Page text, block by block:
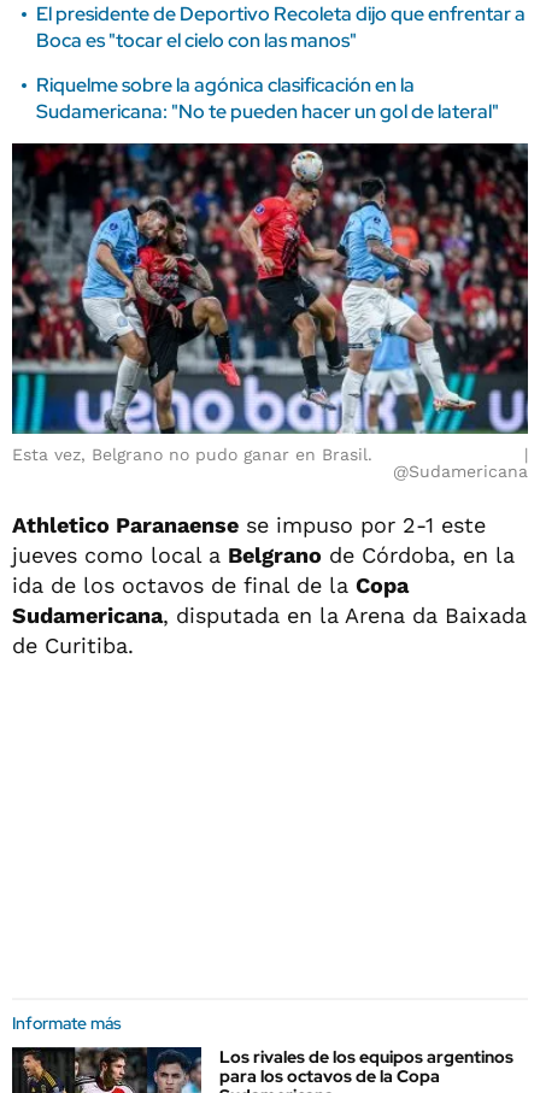
El presidente de Deportivo Recoleta dijo que enfrentar a
Boca es "tocar el cielo con las manos"
Riquelme sobre la agónica clasificación en la
Sudamericana: "No te pueden hacer un gol de lateral"
Esta vez, Belgrano no pudo ganar en Brasil.
@Sudamericana
Athletico Paranaense se impuso por 2-1 este
jueves como local a Belgrano de Córdoba, en la
ida de los octavos de final de la Copa
Sudamericana, disputada en la Arena da Baixada
de Curitiba.
Informate más
Los rivales de los equipos argentinos
para los octavos de la Copa